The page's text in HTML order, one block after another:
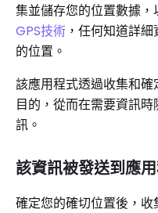
集並儲存您的位置數據
GPS技術 ，任何知道詳
的位置。
該應用程式透過收集和
目的，從而在需要資訊
訊。
該資訊被發送到應
確定您的確切位置後，